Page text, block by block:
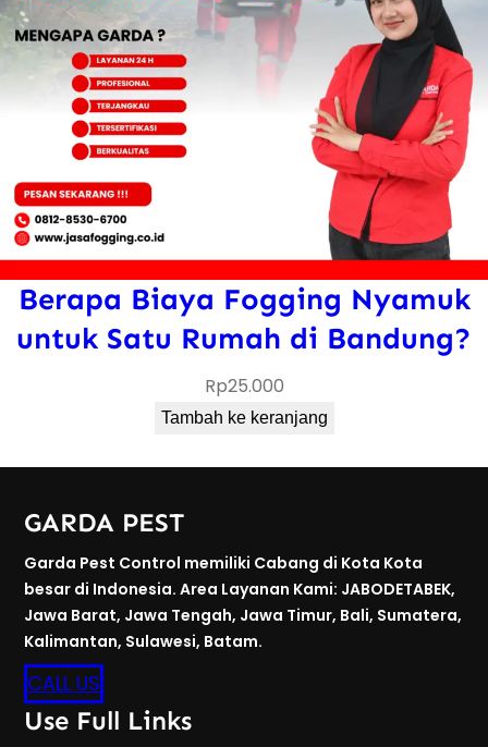
Berapa Biaya Fogging Nyamuk
untuk Satu Rumah di Bandung?
Rp25.000
Tambah ke keranjang
GARDA PEST
Garda Pest Control memiliki Cabang di Kota Kota
besar di Indonesia. Area Layanan Kami: JABODETABEK,
Jawa Barat, Jawa Tengah, Jawa Timur, Bali, Sumatera,
Kalimantan, Sulawesi, Batam.
CALL US
Use Full Links